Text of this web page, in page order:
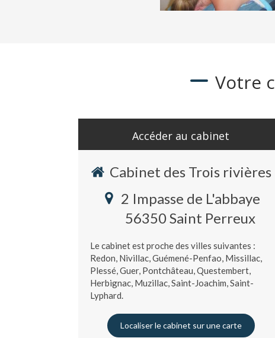
Votre
Accéder au cabinet
Cabinet des Trois rivières
2 Impasse de L'abbaye
56350Saint Perreux
Le cabinet est proche des villes suivantes :
Redon, Nivillac, Guémené-Penfao, Missillac,
Plessé, Guer, Pontchâteau, Questembert,
Herbignac, Muzillac, Saint-Joachim, Saint-
Lyphard.
Localiser le cabinet sur une carte